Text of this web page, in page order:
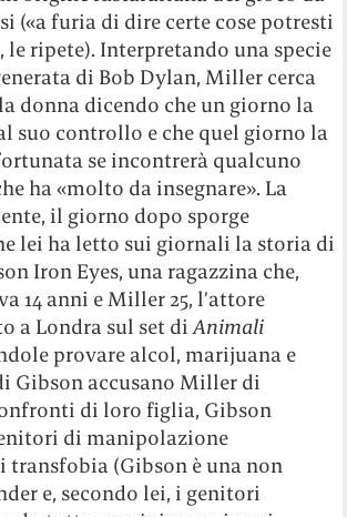
(«a furia di dire certe cose potresti
le ripete). Interpretando una specie
di Bob Dylan, Miller cerca
donna dicendo che un giorno la
suo controllo e che quel giorno la
se incontrerà qualcuno
ha «molto da insegnare». La
il giorno dopo sporge
lei ha letto sui giornali la storia di
Iron Eyes, una ragazzina che,
14 anni e Miller 25, l’attore
a Londra sul set diAnimali
provare alcol, marijuana e
Gibson accusano Miller di
di loro figlia, Gibson
di manipolazione
transfobia (Gibson è una non
e, secondo lei, i genitori